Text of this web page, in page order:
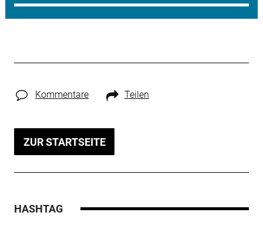
Kommentare Teilen
ZUR STARTSEITE
HASHTAG